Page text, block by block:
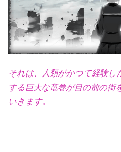
それは、人類がかつて経験し
する巨大な竜巻が目の前の街
いきます。